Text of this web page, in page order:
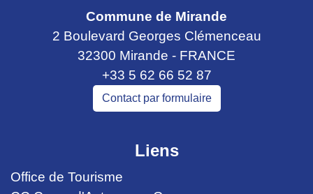
Commune de Mirande
2 Boulevard Georges Clémenceau
32300 Mirande - FRANCE
+33 5 62 66 52 87
Contact par formulaire
Liens
Office de Tourisme